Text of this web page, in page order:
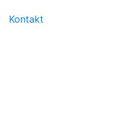
Kontakt